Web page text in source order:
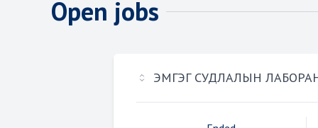
Open jobs
ЭМГЭГ СУДЛАЛЫН